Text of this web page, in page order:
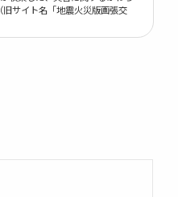
サイト名「地震火災版画張交